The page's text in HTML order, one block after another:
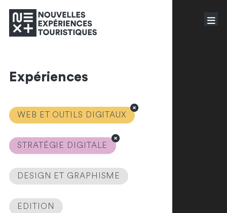
Expériences
WEB ET OUTILS DIGITAUX
STRATÉGIE DIGITALE
DESIGN ET GRAPHISME
EDITION